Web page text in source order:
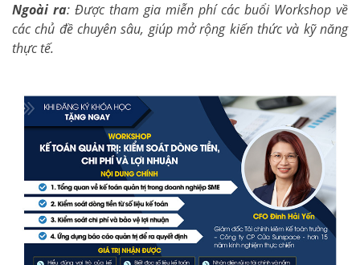
Ngoài ra: Được tham gia miễn phí các buổi Workshop về
các chủ đề chuyên sâu, giúp mở rộng kiến thức và kỹ năng
thực tế.